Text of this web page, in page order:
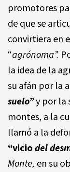
promotores
de que se
convirtiera en
“agrónoma”.
la idea de la
su afán por la
suelo”y por la
montes, a la
llamó a la
“viciodel
Monte, en su